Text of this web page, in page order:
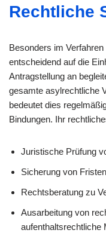
Rechtliche
Besonders im
entscheidend auf die
Antragstellung an
gesamte asylrechtliche
bedeutet dies
Bindungen. Ihr
Juristische Prüfung
Sicherung von
Rechtsberatung zu
Ausarbeitung von
aufenthaltsrechtliche